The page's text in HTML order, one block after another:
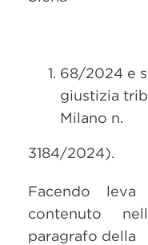
68/2024 e
giustizia
Milano n.
3184/2024).
Facendo
contenuto
paragrafo della